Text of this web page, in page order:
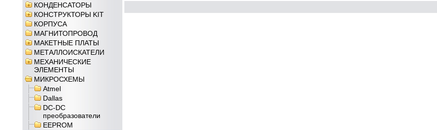
КОНДЕНСАТОРЫ
КОНСТРУКТОРЫ KIT
КОРПУСА
МАГНИТОПРОВОД
МАКЕТНЫЕ ПЛАТЫ
МЕТАЛЛОИСКАТЕЛИ
МЕХАНИЧЕСКИЕ
ЭЛЕМЕНТЫ
МИКРОСХЕМЫ
Atmel
Dallas
DC-DC
преобразователи
EEPROM